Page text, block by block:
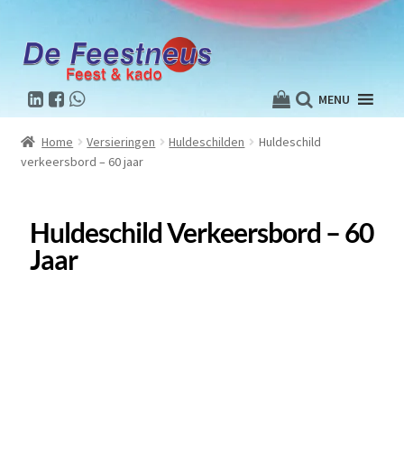
MENU
Home Versieringen Huldeschilden
Huldeschild
verkeersbord – 60 jaar
Huldeschild Verkeersbord – 60
Jaar